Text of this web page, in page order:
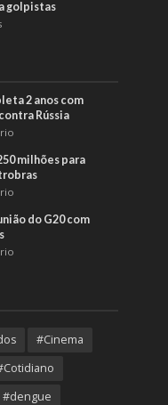
golpistas
2 anos com
Rússia
milhões para
do G20 com
#Cinema
#dengue